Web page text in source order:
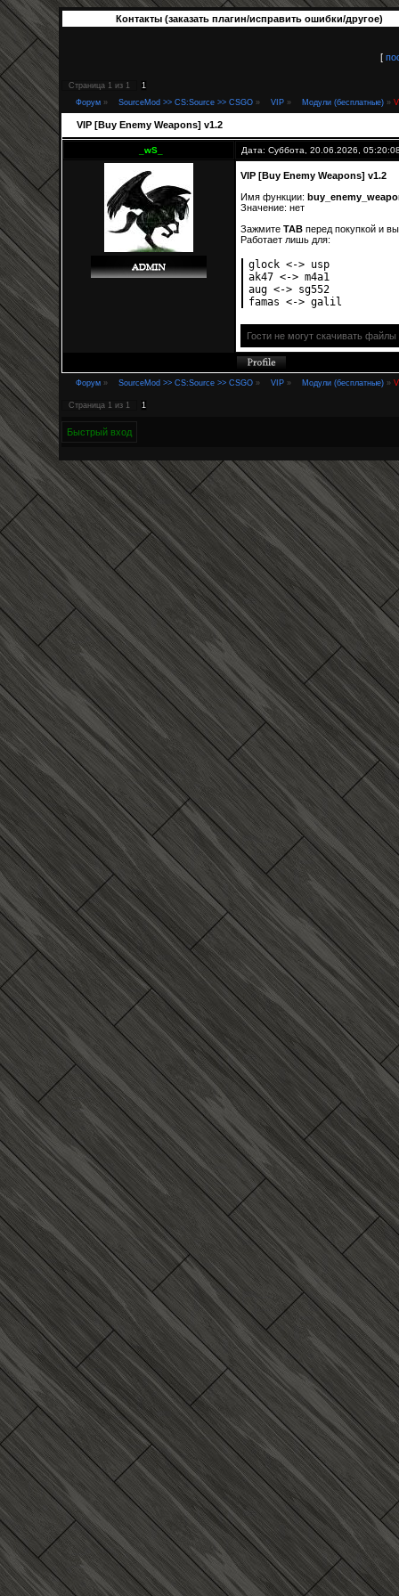
Контакты (заказать плагин/исправить ошибки/другое)
[
Страница 1 из 1
1
Форум » SourceMod >> CS:Source >> CSGO » VIP » Модули (бесплатные) »
VIP [Buy Enemy Weapons] v1.2
_wS_ Дата: Суббота, 20.06.2026,
VIP [Buy Enemy Weapons] v1.2
Имя функции:
Значение: нет
Зажмите TAB перед покупкой и
Работает лишь для:
glock <-> usp
ak47 <-> m4a1
aug <-> sg552
famas <-> galil
Гости не могут скачивать файлы
Форум » SourceMod >> CS:Source >> CSGO » VIP » Модули (бесплатные) »
Страница 1 из 1 1